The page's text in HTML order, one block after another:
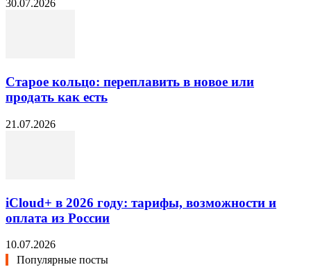
30.07.2026
Старое кольцо: переплавить в новое или
продать как есть
21.07.2026
iCloud+ в 2026 году: тарифы, возможности и
оплата из России
10.07.2026
Популярные посты